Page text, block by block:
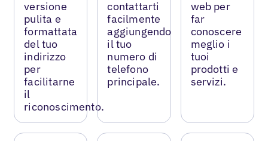
versione
pulita e
formattata
del tuo
indirizzo
per
facilitarne
il
riconoscimento.
contattarti
facilmente
aggiungendo
il tuo
numero di
telefono
principale.
web per
far
conoscere
meglio i
tuoi
prodotti e
servizi.